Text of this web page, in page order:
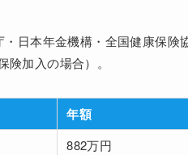
日本年金機構・全国健康保
加入の場合）。
年額
882万円